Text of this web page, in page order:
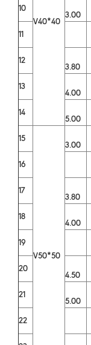
V40*40
10
3.00
11
12
3.80
13
4.00
14
5.00
15
V50*50
3.00
16
17
3.80
18
4.00
19
20
4.50
21
5.00
22